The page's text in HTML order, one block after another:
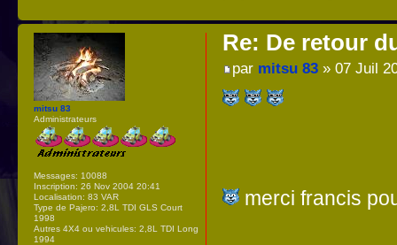
Re: De retour
par mitsu 83» 07 Juil
merci francis
mitsu 83
Administrateurs
Messages: 10088
Inscription: 26 Nov 2004 20:41
Localisation: 83 VAR
Type de Pajero: 2,8L TDI GLS Court
1998
Autres 4X4 ou vehicules: 2,8L TDI Long
1994